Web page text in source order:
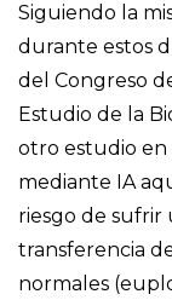
Siguiendo la
durante estos
del Congreso
Estudio de la
otro estudio
mediante IA
riesgo de sufrir
transferencia
normales